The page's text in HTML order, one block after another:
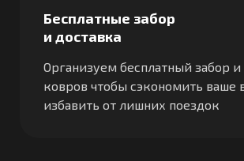
Бесплатные забор
и доставка
Организуем бесплатный забор и
ковров чтобы сэкономить ваше
избавить от лишних поездок